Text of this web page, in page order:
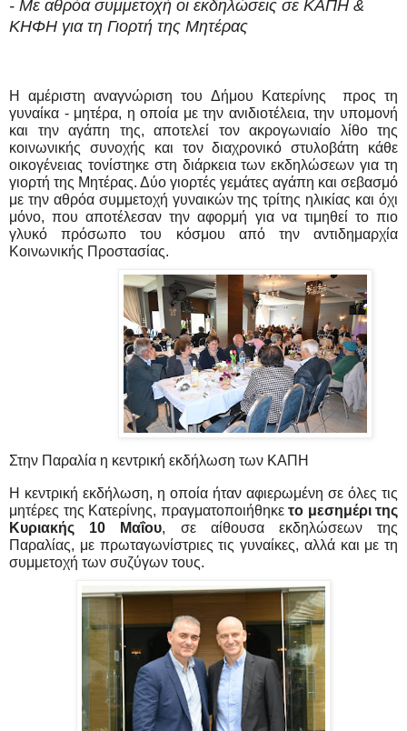
- Με αθρόα συμμετοχή οι εκδηλώσεις σε ΚΑΠΗ &
ΚΗΦΗ για τη Γιορτή της Μητέρας
Η αμέριστη αναγνώριση του Δήμου Κατερίνης  προς τη
γυναίκα - μητέρα, η οποία με την ανιδιοτέλεια, την υπομονή
και την αγάπη της, αποτελεί τον ακρογωνιαίο λίθο της
κοινωνικής συνοχής και τον διαχρονικό στυλοβάτη κάθε
οικογένειας τονίστηκε στη διάρκεια των εκδηλώσεων για τη
γιορτή της Μητέρας. Δύο γιορτές γεμάτες αγάπη και σεβασμό
με την αθρόα συμμετοχή γυναικών της τρίτης ηλικίας και όχι
μόνο, που αποτέλεσαν την αφορμή για να τιμηθεί το πιο
γλυκό πρόσωπο του κόσμου από την αντιδημαρχία
Κοινωνικής Προστασίας.
Στην Παραλία η κεντρική εκδήλωση των ΚΑΠΗ
Η κεντρική εκδήλωση, η οποία ήταν αφιερωμένη σε όλες τις
μητέρες της Κατερίνης, πραγματοποιήθηκε το μεσημέρι της
Κυριακής 10 Μαΐου, σε αίθουσα εκδηλώσεων της
Παραλίας, με πρωταγωνίστριες τις γυναίκες, αλλά και με τη
συμμετοχή των συζύγων τους.